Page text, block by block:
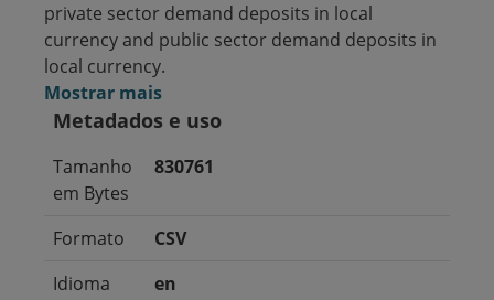
private sector demand deposits in local
currency and public sector demand deposits in
local currency.
Mostrar mais
Metadados e uso
Tamanho
em Bytes
830761
Formato
CSV
Idioma
en